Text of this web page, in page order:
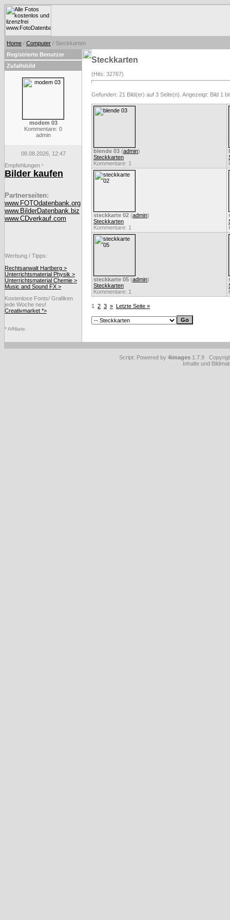
Home / Computer / Steckkarten
Registrierte Benutzer
Zufallsbild
modem 03
Kommentare: 0
admin
08.08.2026, 12:47
Empfehlungen *
Bilder kaufen
Partnerseiten:
www.FOTOdatenbank.org
www.BilderDatenbank.biz
www.CDverkauf.com
Werbung / Tipps:
Rechtsanwalt Hartberg >
Unterrichtsmaterial Physik >
Unterrichtsmaterial Chemie >
Music and Sound FX >
Kostenlose Fonts/ Grafiken
jede Woche neu!
Creativmarket *>
* Affiliate.
Steckkarten
(Hits: 32767)
Gefunden: 21 Bild(er) auf 3 Seite(n). Angezeigt: Bild 1
blende 03 (admin)
Steckkarten
Kommentare: 1
steckkarte 02 (admin)
Steckkarten
Kommentare: 1
steckkarte 05 (admin)
Steckkarten
Kommentare: 1
1 2 3 » Letzte Seite »
Script: Powered by 4images 1.7.9
Inhalte und